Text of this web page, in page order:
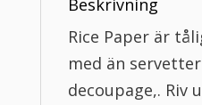
Beskrivning
Rice Paper är
med än
decoupage,. Riv